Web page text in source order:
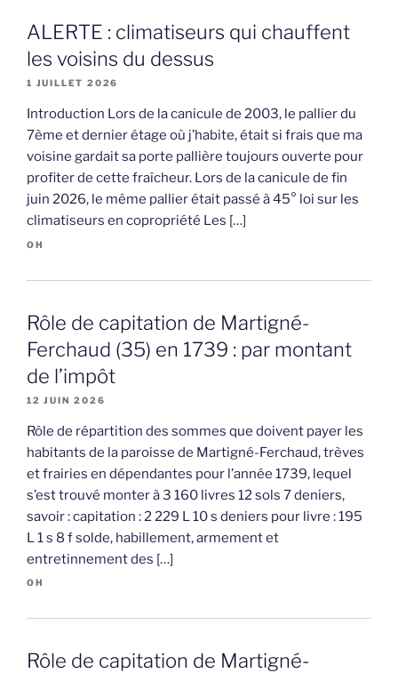
ALERTE : climatiseurs qui chauffent
les voisins du dessus
1 JUILLET 2026
Introduction Lors de la canicule de 2003, le pallier du
7ème et dernier étage où j’habite, était si frais que ma
voisine gardait sa porte pallière toujours ouverte pour
profiter de cette fraîcheur. Lors de la canicule de fin
juin 2026, le même pallier était passé à 45° loi sur les
climatiseurs en copropriété Les […]
OH
Rôle de capitation de Martigné-
Ferchaud (35) en 1739 : par montant
de l’impôt
12 JUIN 2026
Rôle de répartition des sommes que doivent payer les
habitants de la paroisse de Martigné-Ferchaud, trèves
et frairies en dépendantes pour l’année 1739, lequel
s’est trouvé monter à 3 160 livres 12 sols 7 deniers,
savoir : capitation : 2 229 L 10 s deniers pour livre : 195
L 1 s 8 f solde, habillement, armement et
entretinnement des […]
OH
Rôle de capitation de Martigné-